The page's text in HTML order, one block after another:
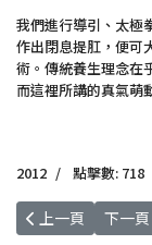
我們進行導引、太極
作出閉息提肛，便可
術。傳統養生理念在
而這裡所講的真氣萌
2012
點擊數: 718
上一篇文章: 六 月
上一頁 下一篇
下一頁